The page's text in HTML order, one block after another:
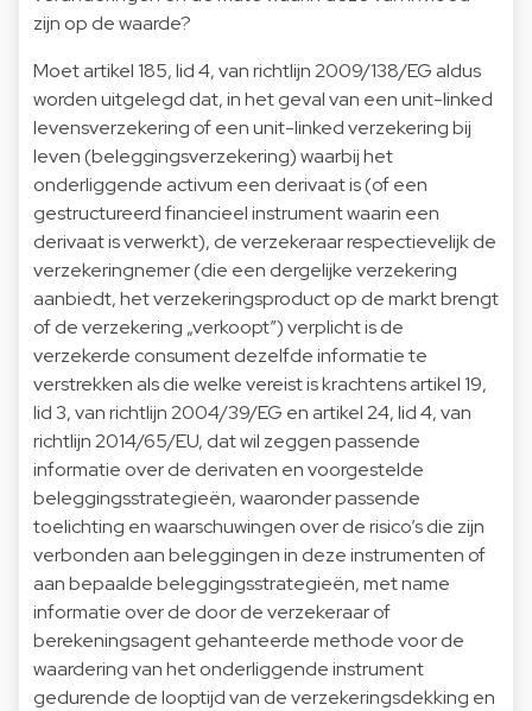
zijn op de waarde?
Moet artikel 185, lid 4, van richtlijn 2009/138/EG aldus
worden uitgelegd dat, in het geval van een unit-linked
levensverzekering of een unit-linked verzekering bij
leven (beleggingsverzekering) waarbij het
onderliggende activum een derivaat is (of een
gestructureerd financieel instrument waarin een
derivaat is verwerkt), de verzekeraar respectievelijk de
verzekeringnemer (die een dergelijke verzekering
aanbiedt, het verzekeringsproduct op de markt brengt
of de verzekering „verkoopt”) verplicht is de
verzekerde consument dezelfde informatie te
verstrekken als die welke vereist is krachtens artikel 19,
lid 3, van richtlijn 2004/39/EG en artikel 24, lid 4, van
richtlijn 2014/65/EU, dat wil zeggen passende
informatie over de derivaten en voorgestelde
beleggingsstrategieën, waaronder passende
toelichting en waarschuwingen over de risico’s die zijn
verbonden aan beleggingen in deze instrumenten of
aan bepaalde beleggingsstrategieën, met name
informatie over de door de verzekeraar of
berekeningsagent gehanteerde methode voor de
waardering van het onderliggende instrument
gedurende de looptijd van de verzekeringsdekking en